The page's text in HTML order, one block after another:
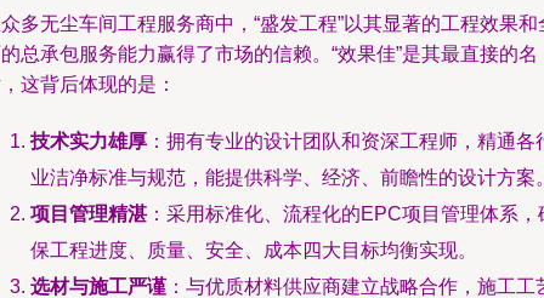
多无尘车间工程服务商中，“盛发工程”以其显著的工程效果和
总承包服务能力赢得了市场的信赖。“效果佳”是其最直接的名
这背后体现的是：
技术实力雄厚 ：拥有专业的设计团队和资深工程师，精通各
业洁净标准与规范，能提供科学、经济、前瞻性的设计方案
项目管理精湛：采用标准化、流程化的EPC项目管理体系，
保工程进度、质量、安全、成本四大目标均衡实现。
选材与施工严谨：与优质材料供应商建立战略合作，施工工